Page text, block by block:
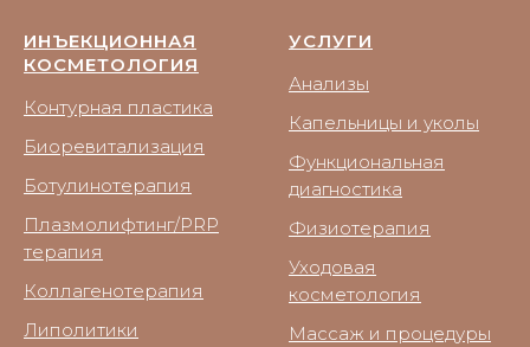
ИНЪЕКЦИОННАЯ
КОСМЕТОЛОГИЯ
Контурная пластика
Биоревитализация
Ботулинотерапия
Плазмолифтинг/PRP
терапия
Коллагенотерапия
Липолитики
УСЛУГИ
Анализы
Капельницы и уколы
Функциональная
диагностика
Физиотерапия
Уходовая
косметология
Массаж и процедуры